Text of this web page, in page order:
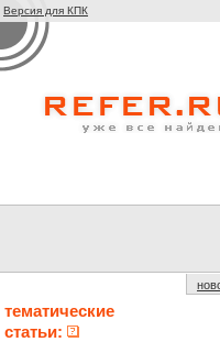
Версия для КПК
тематические
статьи: